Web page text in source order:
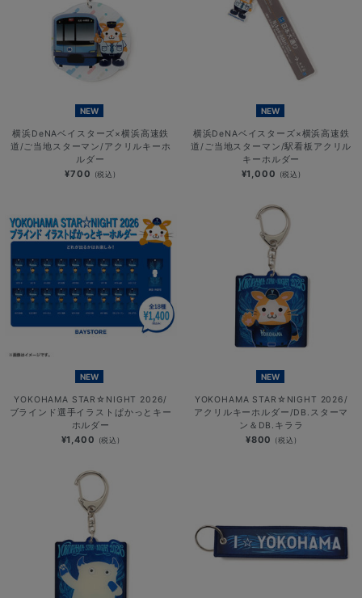
NEW
横浜DeNAベイスターズ×横浜高速鉄
道/ご当地スターマン/アクリルキーホ
ルダー
¥700 (税込)
NEW
横浜DeNAベイスターズ×横浜高速鉄
道/ご当地スターマン/駅看板アクリル
キーホルダー
¥1,000 (税込)
NEW
YOKOHAMA STAR☆NIGHT 2026/
ブラインド選手イラストぱかっとキー
ホルダー
¥1,400 (税込)
NEW
YOKOHAMA STAR☆NIGHT 2026/
アクリルキーホルダー/DB.スターマ
ン＆DB.キララ
¥800 (税込)